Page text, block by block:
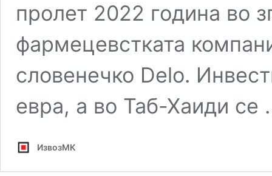
пролет 2022 година во
фармецевстката
словенечко Delo.
евра, а во Таб-Хаиди
ИзвозМК